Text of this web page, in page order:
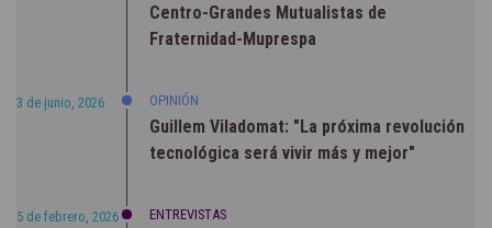
Centro-Grandes Mutualistas de
Fraternidad-Muprespa
3 de junio, 2026 OPINIÓN
Guillem Viladomat: "La próxima revolución
tecnológica será vivir más y mejor"
5 de febrero, 2026 ENTREVISTAS